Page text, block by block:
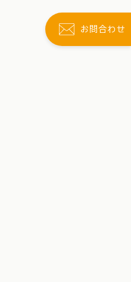
お問合わせ